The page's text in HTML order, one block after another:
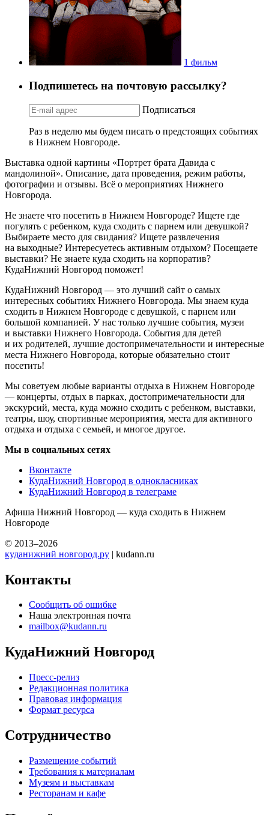
1 фильм
Подпишетесь на почтовую рассылку?
Подписаться
Раз в неделю мы будем писать о предстоящих событиях
в Нижнем Новгороде.
Выставка одной картины «Портрет брата Давида с
мандолиной». Описание, дата проведения, режим работы,
фотографии и отзывы. Всё о мероприятиях Нижнего
Новгорода.
Не знаете что посетить в Нижнем Новгороде? Ищете где
погулять с ребенком, куда сходить с парнем или девушкой?
Выбираете место для свидания? Ищете развлечения
на выходные? Интересуетесь активным отдыхом? Посещаете
выставки? Не знаете куда сходить на корпоратив?
КудаНижний Новгород поможет!
КудаНижний Новгород — это лучший сайт о самых
интересных событиях Нижнего Новгорода. Мы знаем куда
сходить в Нижнем Новгороде с девушкой, с парнем или
большой компанией. У нас только лучшие события, музеи
и выставки Нижнего Новгорода. События для детей
и их родителей, лучшие достопримечательности и интересные
места Нижнего Новгорода, которые обязательно стоит
посетить!
Мы советуем любые варианты отдыха в Нижнем Новгороде
— концерты, отдых в парках, достопримечательности для
экскурсий, места, куда можно сходить с ребенком, выставки,
театры, шоу, спортивные мероприятия, места для активного
отдыха и отдыха с семьей, и многое другое.
Мы в социальных сетях
Вконтакте
КудаНижний Новгород в однокласниках
КудаНижний Новгород в телеграме
Афиша Нижний Новгород — куда сходить в Нижнем
Новгороде
© 2013–2026
куданижний новгород.ру | kudann.ru
Контакты
Сообщить об ошибке
Наша электронная почта
mailbox@kudann.ru
КудаНижний Новгород
Пресс-релиз
Редакционная политика
Правовая информация
Формат ресурса
Сотрудничество
Размещение событий
Требования к материалам
Музеям и выставкам
Ресторанам и кафе